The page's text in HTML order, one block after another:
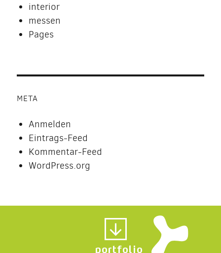
interior
messen
Pages
META
Anmelden
Eintrags-Feed
Kommentar-Feed
WordPress.org
portfolio